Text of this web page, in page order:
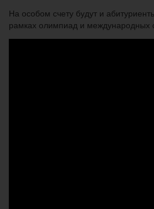
На особом счету будут и
рамках олимпиад и международных